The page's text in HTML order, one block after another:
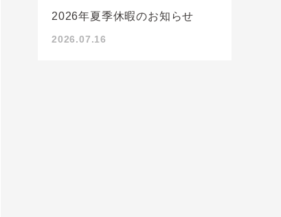
2026年夏季休暇のお知らせ
2026.07.16